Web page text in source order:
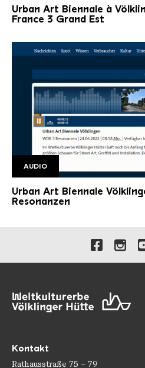
Urban Art Biennale à
France 3 Grand Est
WDR Audio
Copyright: WDR
AUDIO
Urban Art Biennale
Resonanzen
Kontakt
Rathausstraße 75 – 79